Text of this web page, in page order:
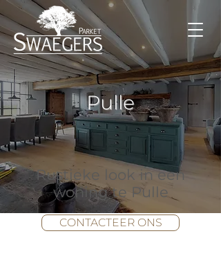
Pulle
Rustieke look in een
woning te Pulle
CONTACTEER ONS